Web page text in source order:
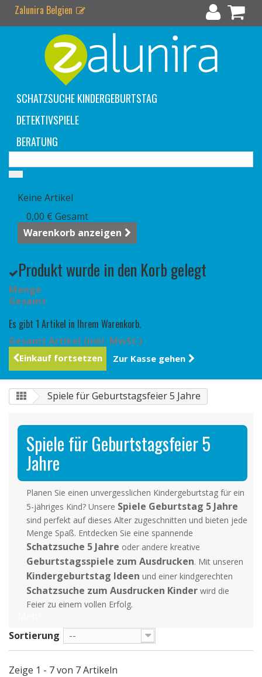
Zalunira Belgien
SCHATZSUCHE KINDERGEBURTSTAG
DETEKTIVSPIELE
BERATUNG
Keine Artikel
0,00 € Gesamt
Warenkorb anzeigen
Produkt wurde in den Korb gelegt
Menge
Gesamt
Es gibt 1 Artikel in Ihrem Warenkorb.
Gesamt Artikel (inkl. MwSt.)
Einkauf fortsetzen Zur Kasse gehen
Spiele für Geburtstagsfeier 5 Jahre
Spiele für Geburtstagsfeier 5
Jahre
Planen Sie einen unvergesslichen Kindergeburtstag für ein
5-jähriges Kind? Unsere Spiele Geburtstag 5 Jahre
sind perfekt auf dieses Alter zugeschnitten und bieten jede
Menge Spaß. Entdecken Sie eine spannende
Schatzsuche 5 Jahre oder andere kreative
Geburtstagsspiele zum Ausdrucken. Mit unseren
Kindergeburtstag Ideen und einer kindgerechten
Schatzsuche zum Ausdrucken Kinder wird die
Feier zu einem vollen Erfolg.
Sortierung
--
Zeige 1 - 7 von 7 Artikeln